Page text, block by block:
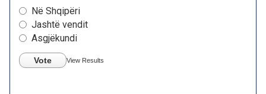
Në Shqipëri
Jashtë vendit
Asgjëkundi
Vote View Results